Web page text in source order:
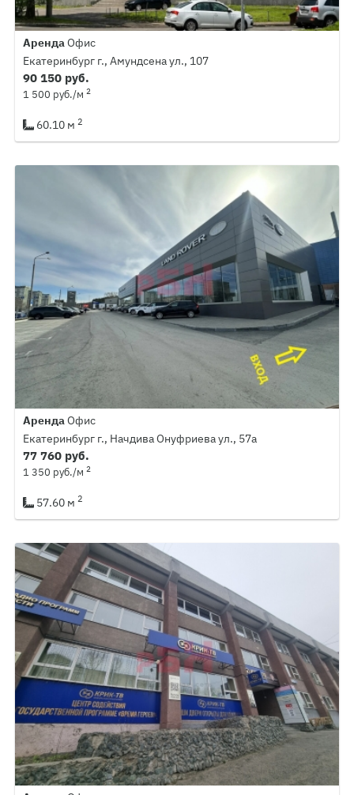
АрендаОфис
Екатеринбург г., Амундсена ул., 107
90 150 руб.
1 500 руб./м 2
60.10 м 2
Аренда Офис
Екатеринбург г., Начдива Онуфриева ул., 57а
77 760 руб.
1 350 руб./м 2
57.60 м 2